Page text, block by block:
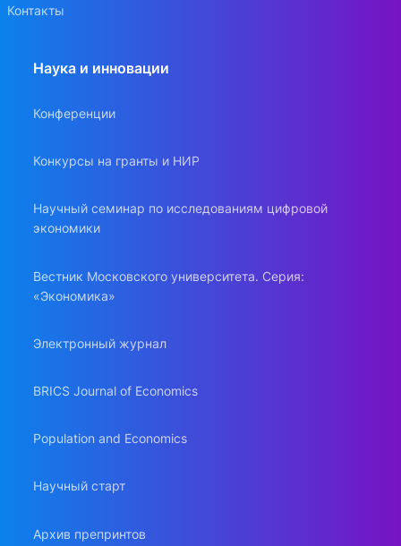
Контакты
Наука и инновации
Конференции
Конкурсы на гранты и НИР
Научный семинар по исследованиям цифровой
экономики
Вестник Московского университета. Серия:
«Экономика»
Электронный журнал
BRICS Journal of Economics
Population and Economics
Научный старт
Архив препринтов